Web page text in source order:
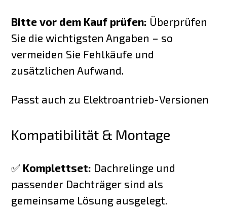
Bitte vor dem Kauf prüfen: Überprüfen
Sie die wichtigsten Angaben – so
vermeiden Sie Fehlkäufe und
zusätzlichen Aufwand.
Passt auch zu Elektroantrieb-Versionen
Kompatibilität & Montage
✅ Komplettset: Dachrelinge und
passender Dachträger sind als
gemeinsame Lösung ausgelegt.